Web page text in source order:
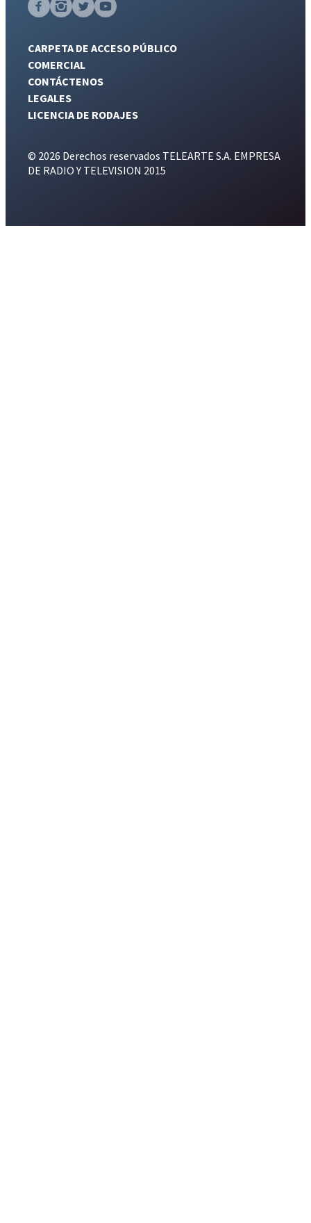
CARPETA DE ACCESO PÚBLICO
COMERCIAL
CONTÁCTENOS
LEGALES
LICENCIA DE RODAJES
© 2026 Derechos reservados TELEARTE S.A. EMPRESA
DE RADIO Y TELEVISION 2015